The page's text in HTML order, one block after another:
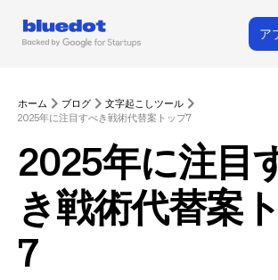
ア
ホーム ブログ
文字起こしツール
2025年に注目すべき戦術代替案トップ7
2025年に注目
き戦術代替案
7